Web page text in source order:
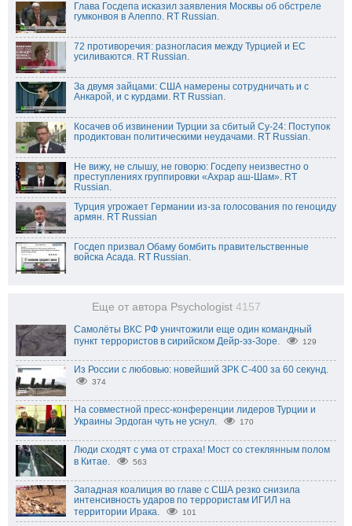
Глава Госдепа исказил заявления Москвы об обстреле
гумконвоя в Алеппо. RT Russian.
72 противоречия: разногласия между Турцией и ЕС
усиливаются. RT Russian.
За двумя зайцами: США намерены сотрудничать и с
Анкарой, и с курдами. RT Russian.
Косачев об извинении Турции за сбитый Су-24: Поступок
продиктован политическими неудачами. RT Russian.
Не вижу, не слышу, не говорю: Госдепу неизвестно о
преступлениях группировки «Ахрар аш-Шам». RT
Russian.
Турция угрожает Германии из-за голосования по геноциду
армян. RT Russian
Госдеп призвал Обаму бомбить правительственные
войска Асада. RT Russian.
Еще от автора Psychologist 4157
Самолёты ВКС РФ уничтожили еще один командный
пункт террористов в сирийском Дейр-эз-Зоре.
129
Из России с любовью: новейший ЗРК С-400 за 60 секунд.
374
На совместной пресс-конференции лидеров Турции и
Украины Эрдоган чуть не уснул.
170
Люди сходят с ума от страха! Мост со стеклянным полом
в Китае.
563
Западная коалиция во главе с США резко снизила
интенсивность ударов по террористам ИГИЛ на
территории Ирака.
101